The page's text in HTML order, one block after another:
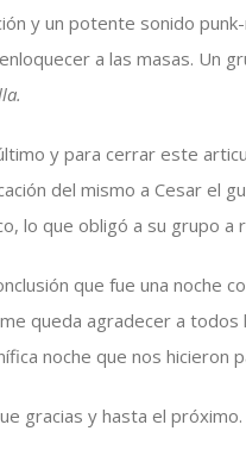
y un potente sonido
a las masas. Un
y para cerrar este
del mismo a Cesar el
lo que obligó a su grupo a
que fue una noche
queda agradecer a todos
noche que nos hicieron
gracias y hasta el próximo.